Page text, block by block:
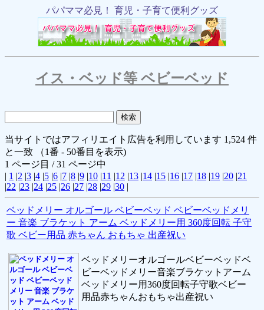
パパママ必見！ 育児・子育て便利グッズ
イス・ベッド等 ベビーベッド
当サイトではアフィリエイト広告を利用しています 1,524 件
と一致 （1番 - 50番目を表示)
1 ページ目 / 31 ページ中
| 1 |2 |3 |4 |5 |6 |7 |8 |9 |10 |11 |12 |13 |14 |15 |16 |17 |18 |19 |20 |21
|22 |23 |24 |25 |26 |27 |28 |29 |30 |
ベッドメリー オルゴール ベビーベッド ベビーベッドメリ
ー 音楽 ブラケット アーム ベッドメリー用 360度回転 子守
歌 ベビー用品 赤ちゃん おもちゃ 出産祝い
ベッドメリーオルゴールベビーベッドベ
ビーベッドメリー音楽ブラケットアーム
ベッドメリー用360度回転子守歌ベビー
用品赤ちゃんおもちゃ出産祝い